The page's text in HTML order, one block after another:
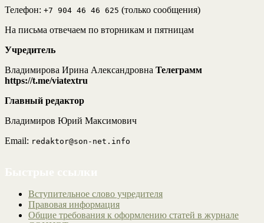
Телефон: +7 904 46 46 625 (только сообщения)
На письма отвечаем по вторникам и пятницам
Учредитель
Владимирова Ирина Александровна Телеграмм
https://t.me/viatextru
Главный редактор
Владимиров Юрий Максимович
Email: redaktor@son-net.info
Вступительное слово учредителя
Правовая информация
Общие требования к оформлению статей в журнале